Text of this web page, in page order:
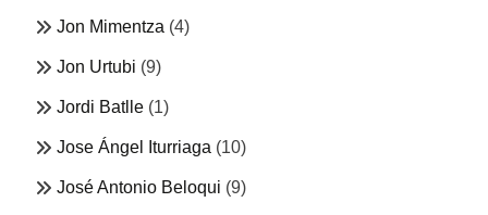
Jon Mimentza (4)
Jon Urtubi (9)
Jordi Batlle (1)
Jose Ángel Iturriaga (10)
José Antonio Beloqui (9)